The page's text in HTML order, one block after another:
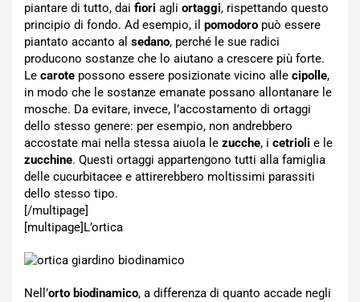
piantare di tutto, dai fiori agli ortaggi, rispettando questo
principio di fondo. Ad esempio, il pomodoro può essere
piantato accanto al sedano, perché le sue radici
producono sostanze che lo aiutano a crescere più forte.
Le carote possono essere posizionate vicino alle cipolle,
in modo che le sostanze emanate possano allontanare le
mosche. Da evitare, invece, l’accostamento di ortaggi
dello stesso genere: per esempio, non andrebbero
accostate mai nella stessa aiuola le zucche, i cetrioli e le
zucchine. Questi ortaggi appartengono tutti alla famiglia
delle cucurbitacee e attirerebbero moltissimi parassiti
dello stesso tipo.
[/multipage]
[multipage]L’ortica
Nell’orto biodinamico, a differenza di quanto accade negli